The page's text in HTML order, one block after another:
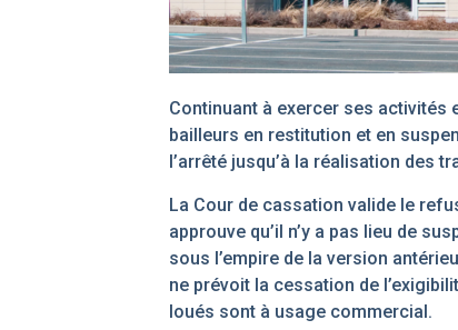
Continuant à exercer ses activités
bailleurs en restitution et en
l’arrêté jusqu’à la réalisation des
La Cour de cassation valide le
approuve qu’il n’y a pas lieu de
sous l’empire de la version
ne prévoit la cessation de
loués sont à usage commercial.